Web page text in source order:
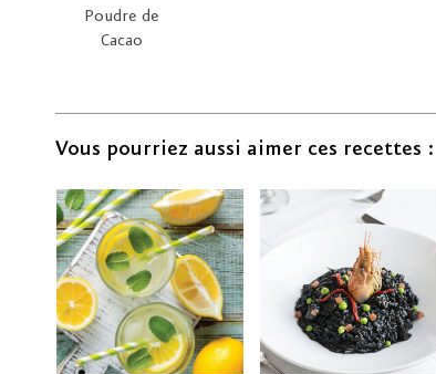
Poudre de
Cacao
Vous pourriez aussi aimer ces recettes :